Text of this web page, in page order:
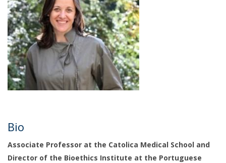
Bio
Associate Professor at the Catolica Medical School and
Director of the Bioethics Institute at the Portuguese